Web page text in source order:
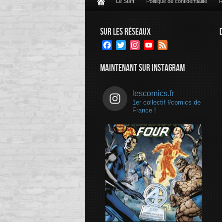
SUR LES RÉSEAUX
Facebook
TwitterInstagramYouTube
MAINTENANT SUR INSTAGRAM
lescomics.fr
1er collectif #comics de
France !